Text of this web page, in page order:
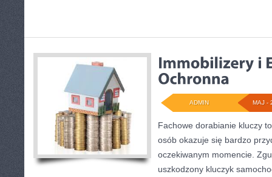
MAJ -
ADMIN
Fachowe dorabianie kluczy
osób okazuje się bardzo
oczekiwanym momencie.
uszkodzony kluczyk